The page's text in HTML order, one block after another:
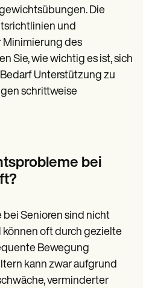
Die
und
Minimierung des
Sie, wie wichtig es ist, sich
Unterstützung zu
schrittweise
bei
Senioren sind nicht
oft durch gezielte
Bewegung
kann zwar aufgrund
verminderter